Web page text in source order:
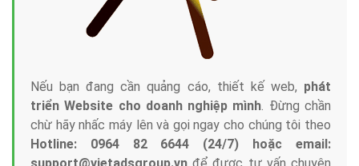
Nếu bạn đang cần quảng cáo, thiết kế web, phát
triển Website cho doanh nghiệp mình. Đừng chần
chừ hãy nhấc máy lên và gọi ngay cho chúng tôi theo
Hotline: 0964 82 6644 (24/7) hoặc email: